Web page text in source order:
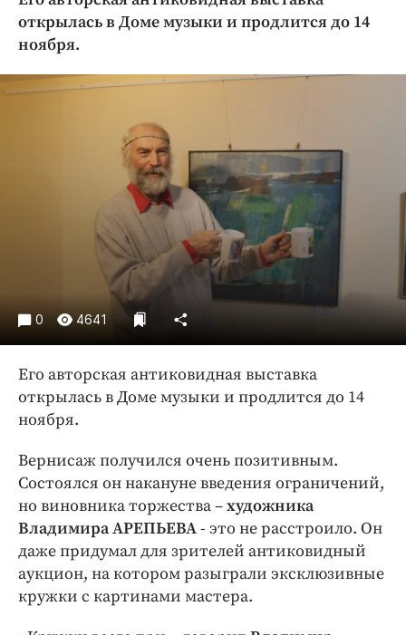
Криминал
Культура
Образование
Общество
Праздники
Происшествия
Спорт
Экономика и бизнес
ПРОЕКТЫ
Блоги
Медиаперсона
Интересное чтиво
Бренд года
Работодатель года
открылась в Доме музыки и продлится до 14
ноября.
0 4641
Его авторская антиковидная выставка
открылась в Доме музыки и продлится до 14
ноября.
Вернисаж получился очень позитивным.
Состоялся он накануне введения ограничений,
но виновника торжества –художника
Владимира АРЕПЬЕВА- это не расстроило. Он
даже придумал для зрителей антиковидный
аукцион, на котором разыграли эксклюзивные
кружки с картинами мастера.